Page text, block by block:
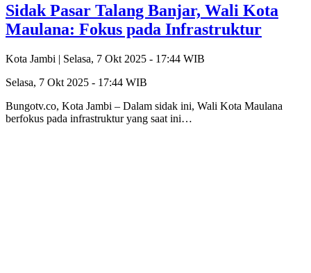
Sidak Pasar Talang Banjar, Wali Kota
Maulana: Fokus pada Infrastruktur
Kota Jambi | Selasa, 7 Okt 2025 - 17:44 WIB
Selasa, 7 Okt 2025 - 17:44 WIB
Bungotv.co, Kota Jambi – Dalam sidak ini, Wali Kota Maulana
berfokus pada infrastruktur yang saat ini…